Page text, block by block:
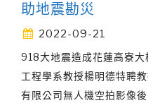
助地震勘災
2022-09-21
918大地震造成花蓮高寮
工程學系教授楊明德特聘
有限公司無人機空拍影像